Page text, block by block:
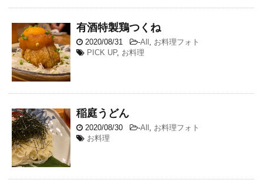
有酒特製鶏つくね
2020/08/31 -All , お料理フォト
PICK UP, お料理
稲庭うどん
2020/08/30 -All , お料理フォト
お料理